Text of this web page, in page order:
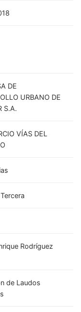
DE
URBANO DE
S.A.
VÍAS DEL
Rodríguez
de Laudos